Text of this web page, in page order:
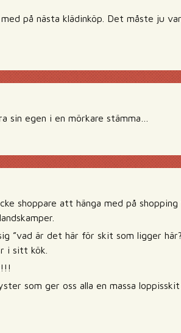
på nästa klädinköp. Det måste ju
sin egen i en mörkare stämma…
shoppare att hänga med på
”vad är det här för skit som ligger
i sitt kök.
som ger oss alla en massa